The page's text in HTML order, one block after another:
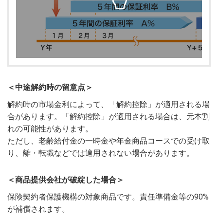
＜中途解約時の留意点＞
解約時の市場金利によって、「解約控除」が適用される場
合があります。「解約控除」が適用される場合は、元本割
れの可能性があります。
ただし、老齢給付金の一時金や年金商品コースでの受け取
り、離・転職などでは適用されない場合があります。
＜商品提供会社が破綻した場合＞
保険契約者保護機構の対象商品です。責任準備金等の90%
が補償されます。